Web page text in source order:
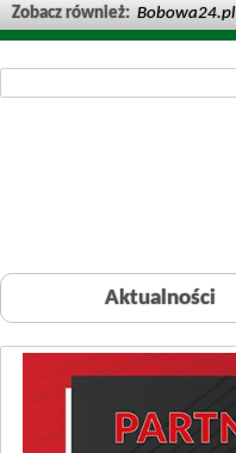
Zobacz również: Bobowa24.pl
Aktualności